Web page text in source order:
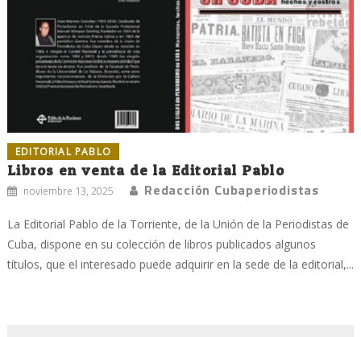
EDITORIAL PABLO
Libros en venta de la Editorial Pablo
noviembre 13, 2025 Redacción Cubaperiodistas
La Editorial Pablo de la Torriente, de la Unión de la Periodistas de
Cuba, dispone en su colección de libros publicados algunos
títulos, que el interesado puede adquirir en la sede de la editorial,...